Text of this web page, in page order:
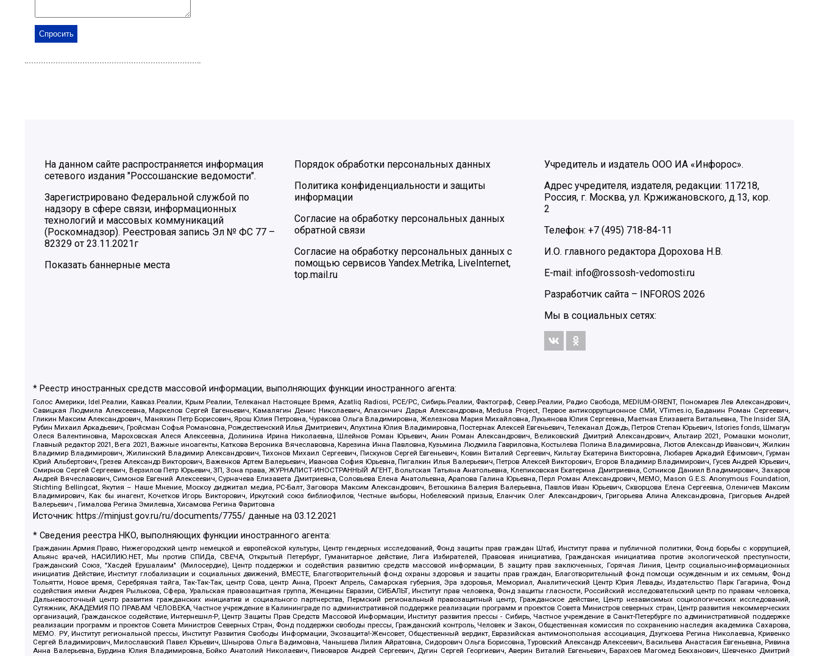
На данном сайте распространяется информация
сетевого издания "Россошанские ведомости".
Зарегистрировано Федеральной службой по
надзору в сфере связи, информационных
технологий и массовых коммуникаций
(Роскомнадзор). Реестровая запись Эл № ФС 77 –
82329 от 23.11.2021г
Показать баннерные места
Порядок обработки персональных данных
Политика конфиденциальности и защиты
информации
Согласие на обработку персональных данных
обратной связи
Согласие на обработку персональных данных с
помощью сервисов Yandex.Metrika, LiveInternet,
top.mail.ru
Учредитель и издатель ООО ИА «Инфорос».
Адрес учредителя, издателя, редакции: 117218,
Россия, г. Москва, ул. Кржижановского, д.13, кор.
2
Телефон: +7 (495) 718-84-11
И.О. главного редактора Дорохова Н.В.
E-mail: info@rossosh-vedomosti.ru
Разработчик сайта –
INFOROS 2026
Мы в социальных сетях:
* Реестр иностранных средств массовой информации, выполняющих функции иностранного агента:
Голос Америки, Idel.Реалии, Кавказ.Реалии, Крым.Реалии, Телеканал Настоящее Время, Azatliq Radiosi, PCE/PC, Сибирь.Реалии, Фактограф, Север.Реалии, Радио Свобода, MEDIUM-ORIENT, Пономарев Лев Александрович,
Савицкая Людмила Алексеевна, Маркелов Сергей Евгеньевич, Камалягин Денис Николаевич, Апахончич Дарья Александровна, Medusa Project, Первое антикоррупционное СМИ, VTimes.io, Баданин Роман Сергеевич,
Гликин Максим Александрович, Маняхин Петр Борисович, Ярош Юлия Петровна, Чуракова Ольга Владимировна, Железнова Мария Михайловна, Лукьянова Юлия Сергеевна, Маетная Елизавета Витальевна, The Insider SIA,
Рубин Михаил Аркадьевич, Гройсман Софья Романовна, Рождественский Илья Дмитриевич, Апухтина Юлия Владимировна, Постернак Алексей Евгеньевич, Телеканал Дождь, Петров Степан Юрьевич, Istories fonds, Шмагун
Олеся Валентиновна, Мароховская Алеся Алексеевна, Долинина Ирина Николаевна, Шлейнов Роман Юрьевич, Анин Роман Александрович, Великовский Дмитрий Александрович, Альтаир 2021, Ромашки монолит,
Главный редактор 2021, Вега 2021, Важные иноагенты, Каткова Вероника Вячеславовна, Карезина Инна Павловна, Кузьмина Людмила Гавриловна, Костылева Полина Владимировна, Лютов Александр Иванович, Жилкин
Владимир Владимирович, Жилинский Владимир Александрович, Тихонов Михаил Сергеевич, Пискунов Сергей Евгеньевич, Ковин Виталий Сергеевич, Кильтау Екатерина Викторовна, Любарев Аркадий Ефимович, Гурман
Юрий Альбертович, Грезев Александр Викторович, Важенков Артем Валерьевич, Иванова София Юрьевна, Пигалкин Илья Валерьевич, Петров Алексей Викторович, Егоров Владимир Владимирович, Гусев Андрей Юрьевич,
Смирнов Сергей Сергеевич, Верзилов Петр Юрьевич, ЗП, Зона права, ЖУРНАЛИСТ-ИНОСТРАННЫЙ АГЕНТ, Вольтская Татьяна Анатольевна, Клепиковская Екатерина Дмитриевна, Сотников Даниил Владимирович, Захаров
Андрей Вячеславович, Симонов Евгений Алексеевич, Сурначева Елизавета Дмитриевна, Соловьева Елена Анатольевна, Арапова Галина Юрьевна, Перл Роман Александрович, МЕМО, Mason G.E.S. Anonymous Foundation,
Stichting Bellingcat, Якутия – Наше Мнение, Москоу диджитал медиа, РС-Балт, Заговора Максим Александрович, Ветошкина Валерия Валерьевна, Павлов Иван Юрьевич, Скворцова Елена Сергеевна, Оленичев Максим
Владимирович, Как бы инагент, Кочетков Игорь Викторович, Иркутский союз библиофилов, Честные выборы, Нобелевский призыв, Еланчик Олег Александрович, Григорьева Алина Александровна, Григорьев Андрей
Валерьевич , Гималова Регина Эмилевна, Хисамова Регина Фаритовна
Источник: https://minjust.gov.ru/ru/documents/7755/ данные на03.12.2021
* Сведения реестра НКО, выполняющих функции иностранного агента:
Гражданин.Армия.Право, Нижегородский центр немецкой и европейской культуры, Центр гендерных исследований, Фонд защиты прав граждан Штаб, Институт права и публичной политики, Фонд борьбы с коррупцией,
Альянс врачей, НАСИЛИЮ.НЕТ, Мы против СПИДа, СВЕЧА, Открытый Петербург, Гуманитарное действие, Лига Избирателей, Правовая инициатива, Гражданская инициатива против экологической преступности,
Гражданский Союз, "Хасдей Ерушалаим" (Милосердие), Центр поддержки и содействия развитию средств массовой информации, В защиту прав заключенных, Горячая Линия, Центр социально-информационных
инициатив Действие, Институт глобализации и социальных движений, ВМЕСТЕ, Благотворительный фонд охраны здоровья и защиты прав граждан, Благотворительный фонд помощи осужденным и их семьям, Фонд
Тольятти, Новое время, Серебряная тайга, Так-Так-Так, центр Сова, центр Анна, Проект Апрель, Самарская губерния, Эра здоровья, Мемориал, Аналитический Центр Юрия Левады, Издательство Парк Гагарина, Фонд
содействия имени Андрея Рылькова, Сфера, Уральская правозащитная группа, Женщины Евразии, СИБАЛЬТ, Институт прав человека, Фонд защиты гласности, Российский исследовательский центр по правам человека,
Дальневосточный центр развития гражданских инициатив и социального партнерства, Пермский региональный правозащитный центр, Гражданское действие, Центр независимых социологических исследований,
Сутяжник, АКАДЕМИЯ ПО ПРАВАМ ЧЕЛОВЕКА, Частное учреждение в Калининграде по административной поддержке реализации программ и проектов Совета Министров северных стран, Центр развития некоммерческих
организаций, Гражданское содействие, Интернешнл-Р, Центр Защиты Прав Средств Массовой Информации, Институт развития прессы - Сибирь, Частное учреждение в Санкт-Петербурге по административной поддержке
реализации программ и проектов Совета Министров Северных Стран, Фонд поддержки свободы прессы, Гражданский контроль, Человек и Закон, Общественная комиссия по сохранению наследия академика Сахарова,
МЕМО. РУ, Институт региональной прессы, Институт Развития Свободы Информации, Экозащита!-Женсовет, Общественный вердикт, Евразийская антимонопольная ассоциация, Дзугкоева Регина Николаевна, Кривенко
Сергей Владимирович, Милославский Павел Юрьевич, Шнырова Ольга Вадимовна, Чанышева Лилия Айратовна, Сидорович Ольга Борисовна, Туровский Александр Алексеевич, Васильева Анастасия Евгеньевна, Ривина
Анна Валерьевна, Бурдина Юлия Владимировна, Бойко Анатолий Николаевич, Пивоваров Андрей Сергеевич, Дугин Сергей Георгиевич, Аверин Виталий Евгеньевич, Барахоев Магомед Бекханович, Шевченко Дмитрий